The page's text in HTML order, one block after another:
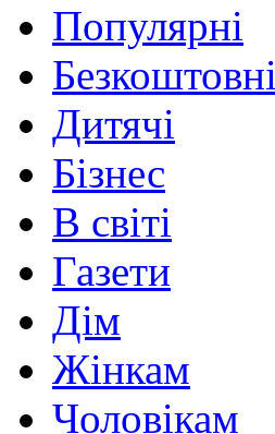
Популярні
Безкоштовні
Дитячі
Бізнес
В світі
Газети
Дім
Жінкам
Чоловікам